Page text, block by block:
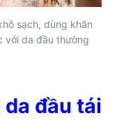
sạch, dùng khăn
với da đầu thường
đầu tái